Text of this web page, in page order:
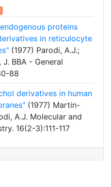
proteins
in reticulocyte
(1977) Parodi, A.J.;
BBA - General
88
derivatives in human
(1977) Martin-
A.J. Molecular and
16(2-3):111-117